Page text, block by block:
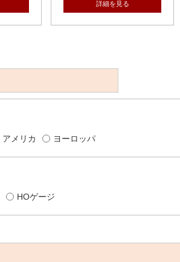
詳細を見る
アメリカ ヨーロッパ
HOゲージ